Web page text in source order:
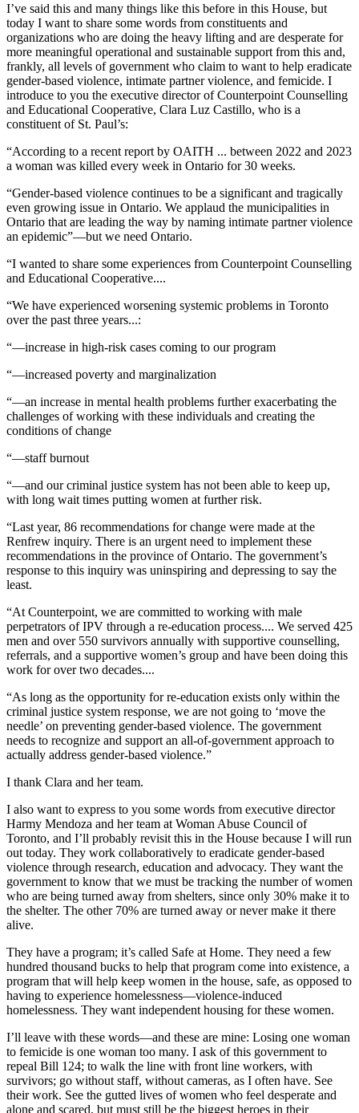
I’ve said this and many things like this before in this House, but
today I want to share some words from constituents and
organizations who are doing the heavy lifting and are desperate for
more meaningful operational and sustainable support from this and,
frankly, all levels of government who claim to want to help eradicate
gender-based violence, intimate partner violence, and femicide. I
introduce to you the executive director of Counterpoint Counselling
and Educational Cooperative, Clara Luz Castillo, who is a
constituent of St. Paul’s:
“According to a recent report by OAITH ... between 2022 and 2023
a woman was killed every week in Ontario for 30 weeks.
“Gender-based violence continues to be a significant and tragically
even growing issue in Ontario. We applaud the municipalities in
Ontario that are leading the way by naming intimate partner violence
an epidemic”—but we need Ontario.
“I wanted to share some experiences from Counterpoint Counselling
and Educational Cooperative....
“We have experienced worsening systemic problems in Toronto
over the past three years...:
“—increase in high-risk cases coming to our program
“—increased poverty and marginalization
“—an increase in mental health problems further exacerbating the
challenges of working with these individuals and creating the
conditions of change
“—staff burnout
“—and our criminal justice system has not been able to keep up,
with long wait times putting women at further risk.
“Last year, 86 recommendations for change were made at the
Renfrew inquiry. There is an urgent need to implement these
recommendations in the province of Ontario. The government’s
response to this inquiry was uninspiring and depressing to say the
least.
“At Counterpoint, we are committed to working with male
perpetrators of IPV through a re-education process.... We served 425
men and over 550 survivors annually with supportive counselling,
referrals, and a supportive women’s group and have been doing this
work for over two decades....
“As long as the opportunity for re-education exists only within the
criminal justice system response, we are not going to ‘move the
needle’ on preventing gender-based violence. The government
needs to recognize and support an all-of-government approach to
actually address gender-based violence.”
I thank Clara and her team.
I also want to express to you some words from executive director
Harmy Mendoza and her team at Woman Abuse Council of
Toronto, and I’ll probably revisit this in the House because I will run
out today. They work collaboratively to eradicate gender-based
violence through research, education and advocacy. They want the
government to know that we must be tracking the number of women
who are being turned away from shelters, since only 30% make it to
the shelter. The other 70% are turned away or never make it there
alive.
They have a program; it’s called Safe at Home. They need a few
hundred thousand bucks to help that program come into existence, a
program that will help keep women in the house, safe, as opposed to
having to experience homelessness—violence-induced
homelessness. They want independent housing for these women.
I’ll leave with these words—and these are mine: Losing one woman
to femicide is one woman too many. I ask of this government to
repeal Bill 124; to walk the line with front line workers, with
survivors; go without staff, without cameras, as I often have. See
their work. See the gutted lives of women who feel desperate and
alone and scared, but must still be the biggest heroes in their